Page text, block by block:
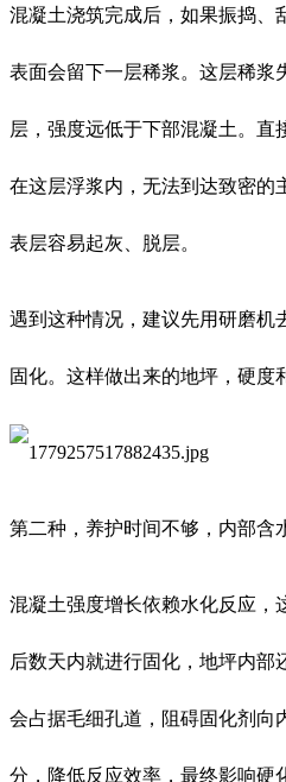
混凝土浇筑完成后，如果振捣、
表面会留下一层稀浆。这层稀浆
层，强度远低于下部混凝土。直
在这层浮浆内，无法到达致密的
表层容易起灰、脱层。
遇到这种情况，建议先用研磨机
固化。这样做出来的地坪，硬度
第二种，养护时间不够，内部含
混凝土强度增长依赖水化反应，
后数天内就进行固化，地坪内部
会占据毛细孔道，阻碍固化剂向
分，降低反应效率，最终影响硬